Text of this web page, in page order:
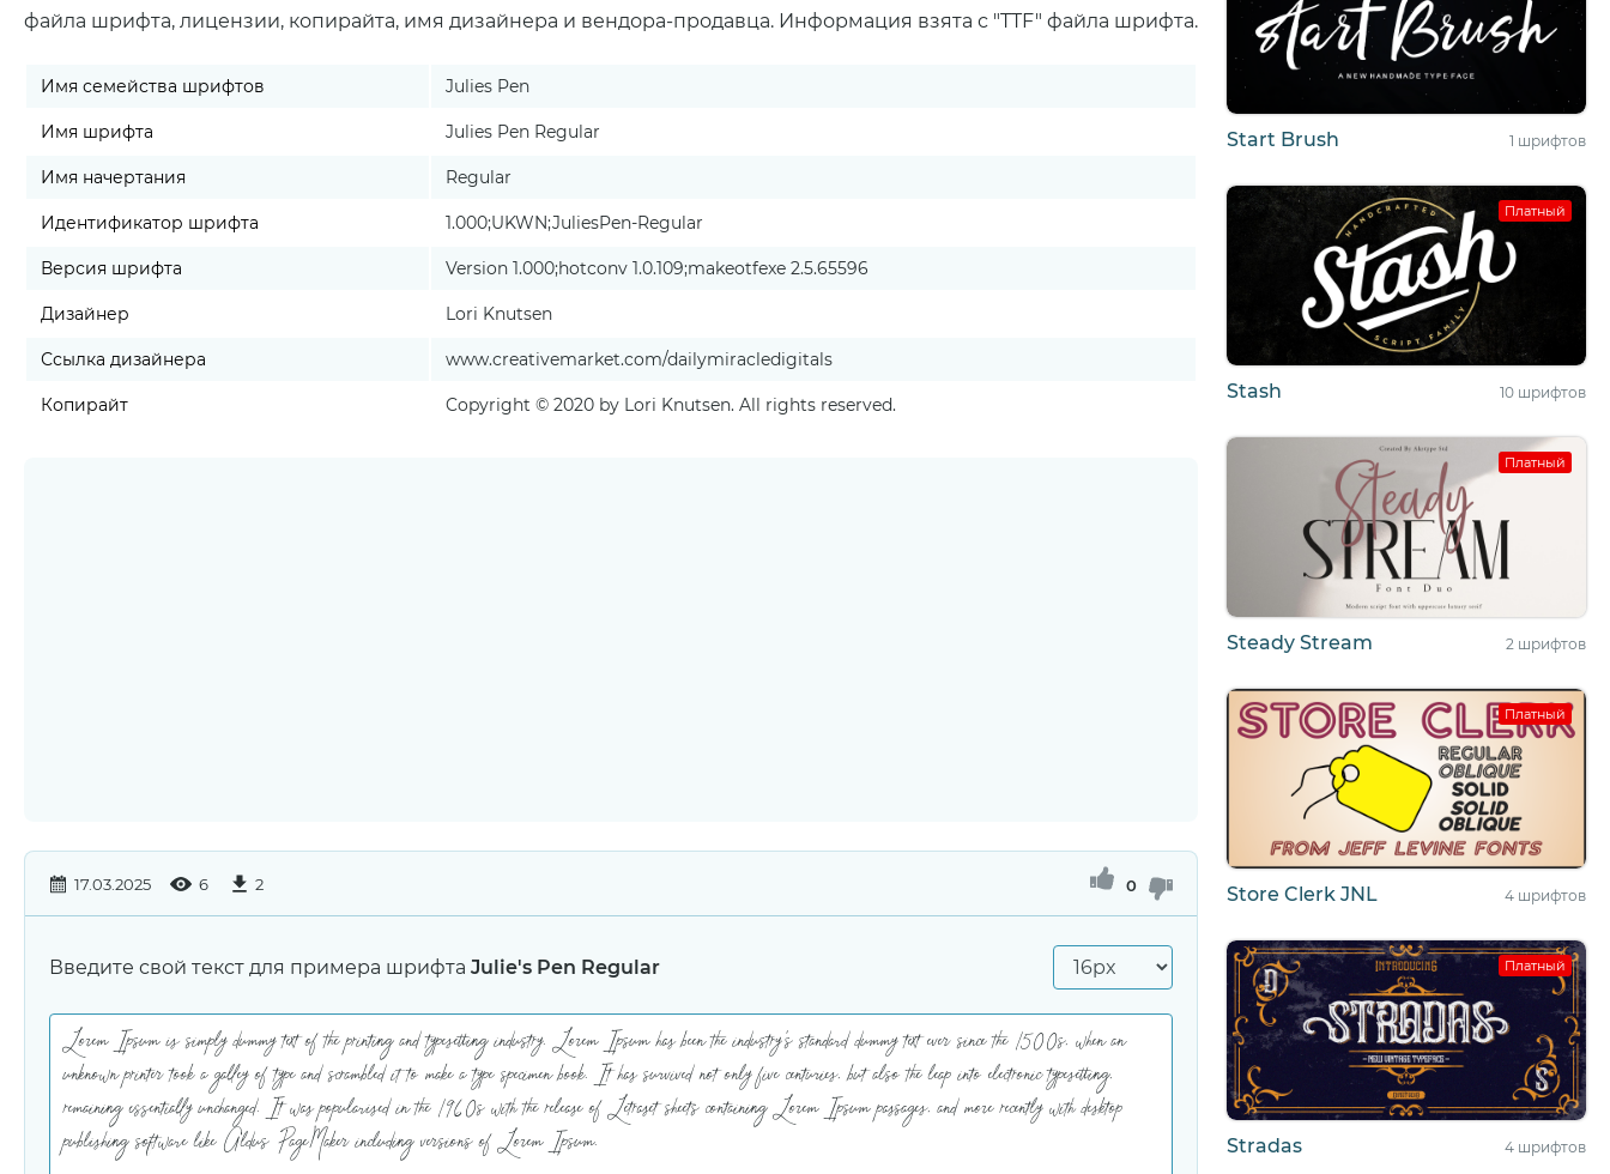
файла шрифта, лицензии, копирайта, имя дизайнера и вендора-продавца. Информация взята с "TTF" файла шрифта.
Имя семейства шрифтов Julies Pen
Имя шрифта Julies Pen Regular
Имя начертания Regular
Идентификатор шрифта 1.000;UKWN;JuliesPen-Regular
Версия шрифта Version 1.000;hotconv 1.0.109;makeotfexe 2.5.65596
Дизайнер Lori Knutsen
Ссылка дизайнера www.creativemarket.com/dailymiracledigitals
Копирайт Copyright © 2020 by Lori Knutsen. All rights reserved.
17.03.2025 6 2 0
Введите свой текст для примера шрифта Julie's Pen Regular
Start Brush 1 шрифтов
Платный
Stash 10 шрифтов
Платный
Steady Stream 2 шрифтов
Платный
Store Clerk JNL 4 шрифтов
Платный
Stradas 4 шрифтов